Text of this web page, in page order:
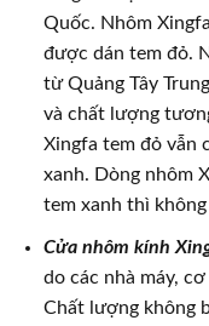
Quốc. Nhôm
được dán tem đỏ.
từ Quảng Tây
và chất lượng
Xingfa tem đỏ vẫn
xanh. Dòng nhôm
tem xanh thì không
Cửa nhôm kính
do các nhà máy,
Chất lượng không